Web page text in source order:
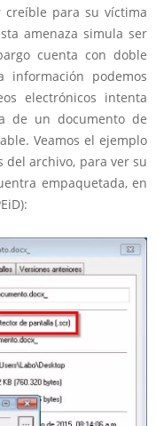
creíble para su víctima
amenaza simula ser
cuenta con doble
información podemos
electrónicos intenta
de un documento de
Veamos el ejemplo
del archivo, para ver su
empaquetada, en